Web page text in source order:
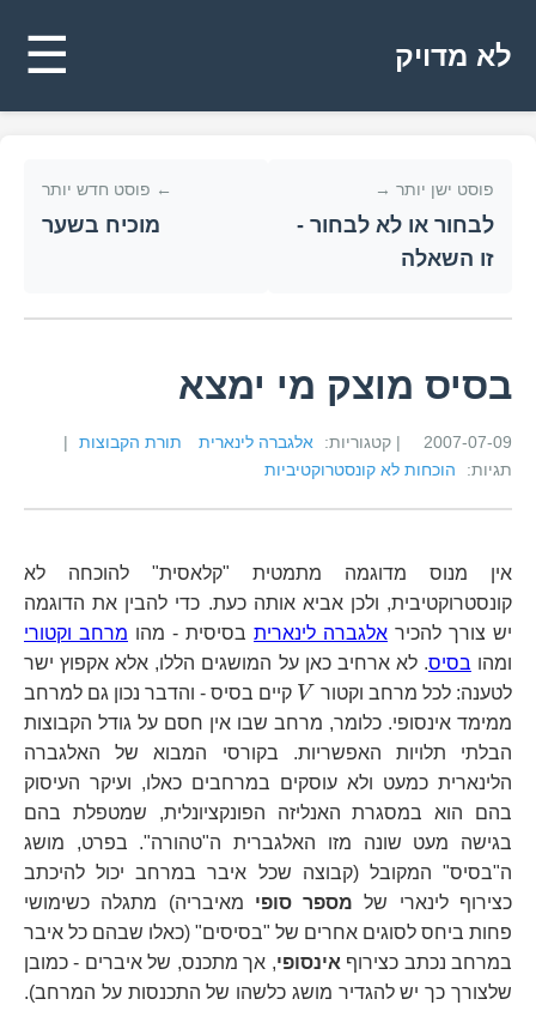
לא מדויק ☰
פוסט ישן יותר →
לבחור או לא לבחור -
זו השאלה
← פוסט חדש יותר
מוכיח בשער
בסיס מוצק מי ימצא
2007-07-09 | קטגוריות: אלגברה לינארית תורת הקבוצות
|
תגיות:
הוכחות לא קונסטרוקטיביות
אין מנוס מדוגמה מתמטית "קלאסית" להוכחה לא
קונסטרוקטיבית, ולכן אביא אותה כעת. כדי להבין את הדוגמה
יש צורך להכיר אלגברה לינארית בסיסית - מהו מרחב וקטורי
ומהו בסיס. לא ארחיב כאן על המושגים הללו, אלא אקפוץ ישר
לטענה: לכל מרחב וקטור
V V קיים בסיס - והדבר נכון גם למרחב
ממימד אינסופי. כלומר, מרחב שבו אין חסם על גודל הקבוצות
הבלתי תלויות האפשריות. בקורסי המבוא של האלגברה
הלינארית כמעט ולא עוסקים במרחבים כאלו, ועיקר העיסוק
בהם הוא במסגרת האנליזה הפונקציונלית, שמטפלת בהם
בגישה מעט שונה מזו האלגברית ה"טהורה". בפרט, מושג
ה"בסיס" המקובל (קבוצה שכל איבר במרחב יכול להיכתב
כצירוף לינארי של מספר סופי מאיבריה) מתגלה כשימושי
פחות ביחס לסוגים אחרים של "בסיסים" (כאלו שבהם כל איבר
במרחב נכתב כצירוף אינסופי, אך מתכנס, של איברים - כמובן
שלצורך כך יש להגדיר מושג כלשהו של התכנסות על המרחב).